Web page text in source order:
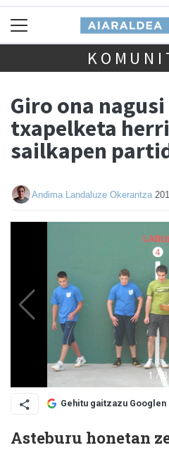
Giro ona
txapelketa
sailkapen
Andima Landaluze Okerantza
Gehitu gaitzazu Googlen
Asteburu honetan